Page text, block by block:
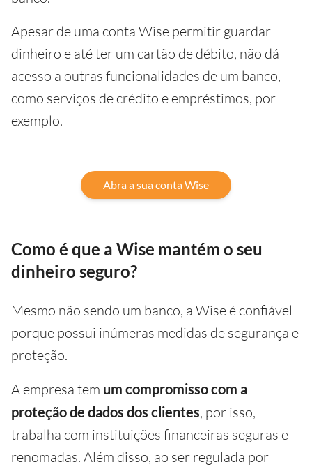
Apesar de uma conta Wise permitir guardar
dinheiro e até ter um cartão de débito, não dá
acesso a outras funcionalidades de um banco,
como serviços de crédito e empréstimos, por
exemplo.
Abra a sua conta Wise
Como é que a Wise mantém o seu
dinheiro seguro?
Mesmo não sendo um banco, a Wise é confiável
porque possui inúmeras medidas de segurança e
proteção.
A empresa tem um compromisso com a
proteção de dados dos clientes, por isso,
trabalha com instituições financeiras seguras e
renomadas. Além disso, ao ser regulada por